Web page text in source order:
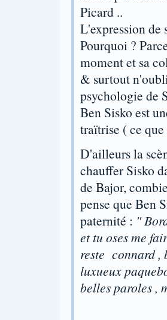
Picard ..
L'expression de
Pourquoi ?
moment et sa
& surtout
psychologie de
Ben Sisko est
traïtrise ( ce
D'ailleurs la
chauffer Sisko
de Bajor,
pense que Ben
paternité : "
et tu oses me
reste connard ,
luxueux
belles paroles ,